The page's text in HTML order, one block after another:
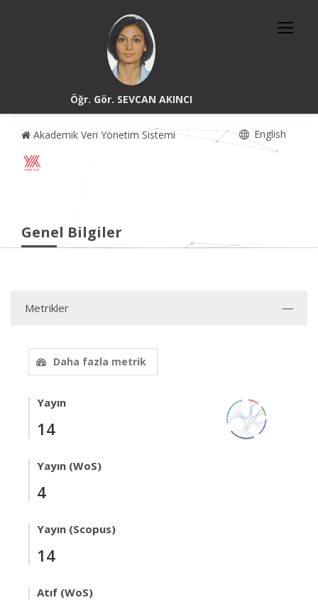
Öğr. Gör. SEVCAN AKINCI
Akademik Veri Yönetim Sistemi English
Genel Bilgiler
Metrikler
Daha fazla metrik
Yayın
14
Yayın (WoS)
4
Yayın (Scopus)
14
Atıf (WoS)